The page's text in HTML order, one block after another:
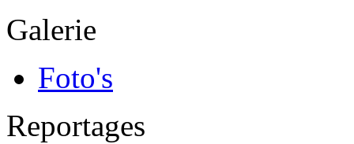
Galerie
Foto's
Reportages